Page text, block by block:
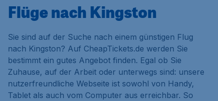
Flüge nach Kingston
Sie sind auf der Suche nach einem günstigen Flug
nach Kingston? Auf CheapTickets.de werden Sie
bestimmt ein gutes Angebot finden. Egal ob Sie
Zuhause, auf der Arbeit oder unterwegs sind: unsere
nutzerfreundliche Webseite ist sowohl von Handy,
Tablet als auch vom Computer aus erreichbar. So